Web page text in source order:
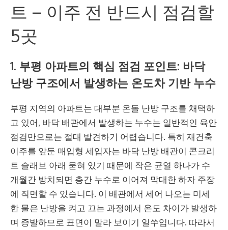
트 – 이주 전 반드시 점검할
5곳
1. 부평 아파트의 핵심 점검 포인트: 바닥
난방 구조에서 발생하는 온도차 기반 누수
부평 지역의 아파트는 대부분 온돌 난방 구조를 채택하
고 있어, 바닥 배관에서 발생하는 누수는 일반적인 육안
점검만으로는 절대 발견하기 어렵습니다. 특히 재건축
이주를 앞둔 매입형 세입자는 바닥 난방 배관이 콘크리
트 슬래브 아래 묻혀 있기 때문에 작은 균열 하나가 수
개월간 방치되면 층간 누수로 이어져 막대한 하자 주장
에 직면할 수 있습니다. 이 배관에서 세어 나오는 미세
한 물은 난방을 켜고 끄는 과정에서 온도 차이가 발생하
며 증발하므로 표면이 말라 보이기 일쑤입니다. 따라서